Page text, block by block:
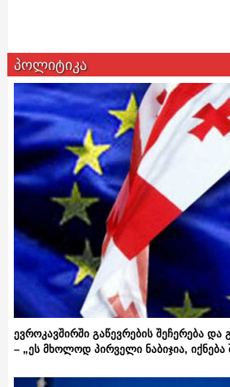
პოლიტიკა
ევროკავშირში გაწევრების შეჩერება
– „ეს მხოლოდ პირველი ნაბიჯია, იქნება